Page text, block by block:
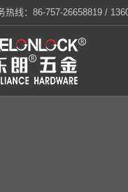
热线：86-757-26658819 /